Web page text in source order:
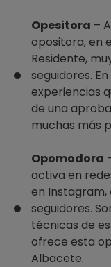
Opesitora –
opositora, en
Residente,
seguidores.
experiencias
de una
muchas más
Opomodora
activa en
en Instagram,
seguidores.
técnicas de
ofrece esta
Albacete.